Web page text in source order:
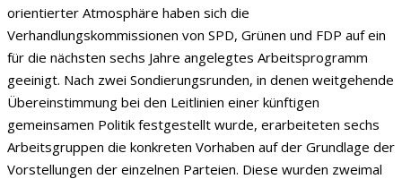
orientierter Atmosphäre haben sich die
Verhandlungskommissionen von SPD, Grünen und FDP auf ein
für die nächsten sechs Jahre angelegtes Arbeitsprogramm
geeinigt. Nach zwei Sondierungsrunden, in denen weitgehende
Übereinstimmung bei den Leitlinien einer künftigen
gemeinsamen Politik festgestellt wurde, erarbeiteten sechs
Arbeitsgruppen die konkreten Vorhaben auf der Grundlage der
Vorstellungen der einzelnen Parteien. Diese wurden zweimal